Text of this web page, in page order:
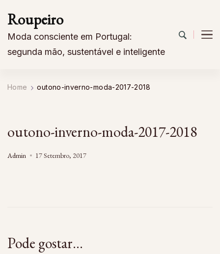
Roupeiro
Moda consciente em Portugal:
segunda mão, sustentável e inteligente
Home outono-inverno-moda-2017-2018
outono-inverno-moda-2017-2018
Admin 17 Setembro, 2017
Pode gostar...